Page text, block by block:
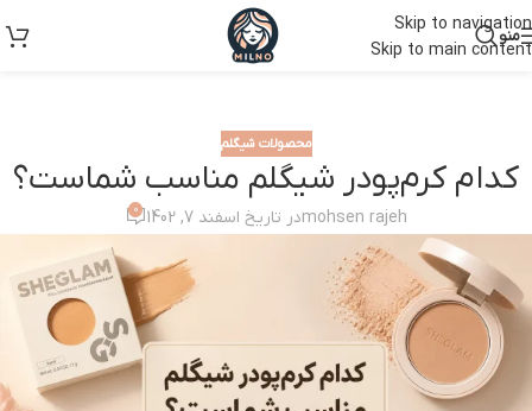
Skip to navigation
Skip to main content
منو
محصولات شیگلم
کدام کرم‌پودر شیگلم مناسب شماست؟
mohsen rajehدر تاریخ اسفند 7, 1402 0